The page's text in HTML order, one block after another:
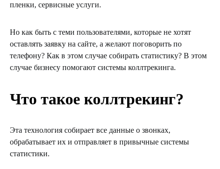
пленки, сервисные услуги.
Но как быть с теми пользователями, которые не хотят
оставлять заявку на сайте, а желают поговорить по
телефону? Как в этом случае собирать статистику? В этом
случае бизнесу помогают системы коллтрекинга.
Что такое коллтрекинг?
Эта технология собирает все данные о звонках,
обрабатывает их и отправляет в привычные системы
статистики.